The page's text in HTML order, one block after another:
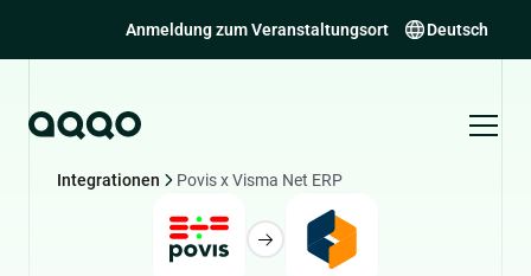
Anmeldung zum Veranstaltungsort Deutsch
Integrationen Povis x Visma Net ERP